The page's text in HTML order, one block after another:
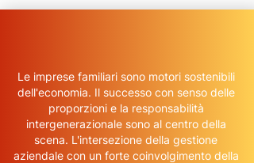
Le imprese familiari sono motori sostenibili
dell'economia. Il successo con senso delle
proporzioni e la responsabilità
intergenerazionale sono al centro della
scena. L'intersezione della gestione
aziendale con un forte coinvolgimento della